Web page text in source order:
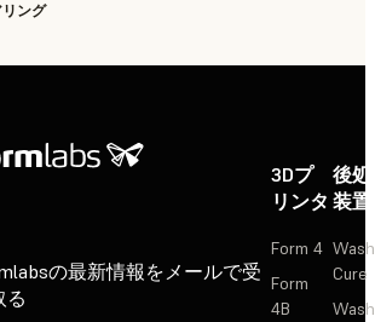
ング
の最新情報をメールで受
る
3Dプ
リンタ
Form 4
Form
4B
後
装置
Cure